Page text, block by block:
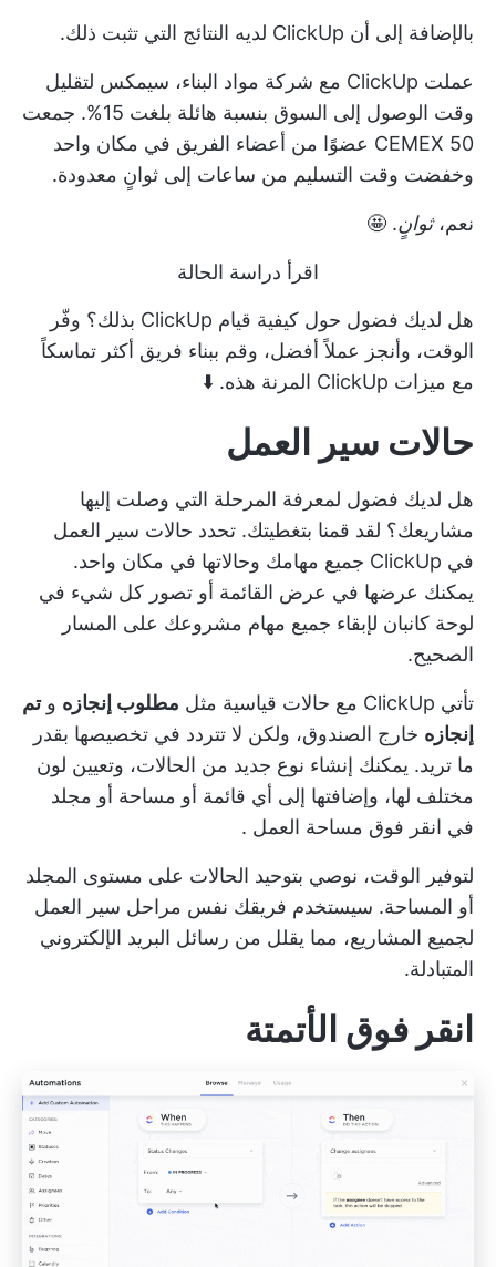
بالإضافة إلى أن ClickUp لديه النتائج التي تثبت ذلك.
عملت ClickUp مع شركة مواد البناء، سيمكس لتقليل
وقت الوصول إلى السوق بنسبة هائلة بلغت 15%. جمعت
CEMEX 50 عضوًا من أعضاء الفريق في مكان واحد
وخفضت وقت التسليم من ساعات إلى ثوانٍ معدودة.
نعم،ثوانٍ. 🤩
اقرأ دراسة الحالة
هل لديك فضول حول كيفية قيام ClickUp بذلك؟ وفّر
الوقت، وأنجز عملاً أفضل، وقم ببناء فريق أكثر تماسكاً
مع ميزات ClickUp المرنة هذه. ⬇️
حالات سير العمل
هل لديك فضول لمعرفة المرحلة التي وصلت إليها
مشاريعك؟ لقد قمنا بتغطيتك. تحدد حالات سير العمل
في ClickUp جميع مهامك وحالاتها في مكان واحد.
يمكنك عرضها في عرض القائمة أو تصور كل شيء في
لوحة كانبان لإبقاء جميع مهام مشروعك على المسار
الصحيح.
تأتي ClickUp مع حالات قياسية مثل مطلوب إنجازه وتم
إنجازه خارج الصندوق، ولكن لا تتردد في تخصيصها بقدر
ما تريد. يمكنك إنشاء نوع جديد من الحالات، وتعيين لون
مختلف لها، وإضافتها إلى أي قائمة أو مساحة أو مجلد
في انقر فوق مساحة العمل .
لتوفير الوقت، نوصي بتوحيد الحالات على مستوى المجلد
أو المساحة. سيستخدم فريقك نفس مراحل سير العمل
لجميع المشاريع، مما يقلل من رسائل البريد الإلكتروني
المتبادلة.
انقر فوق الأتمتة